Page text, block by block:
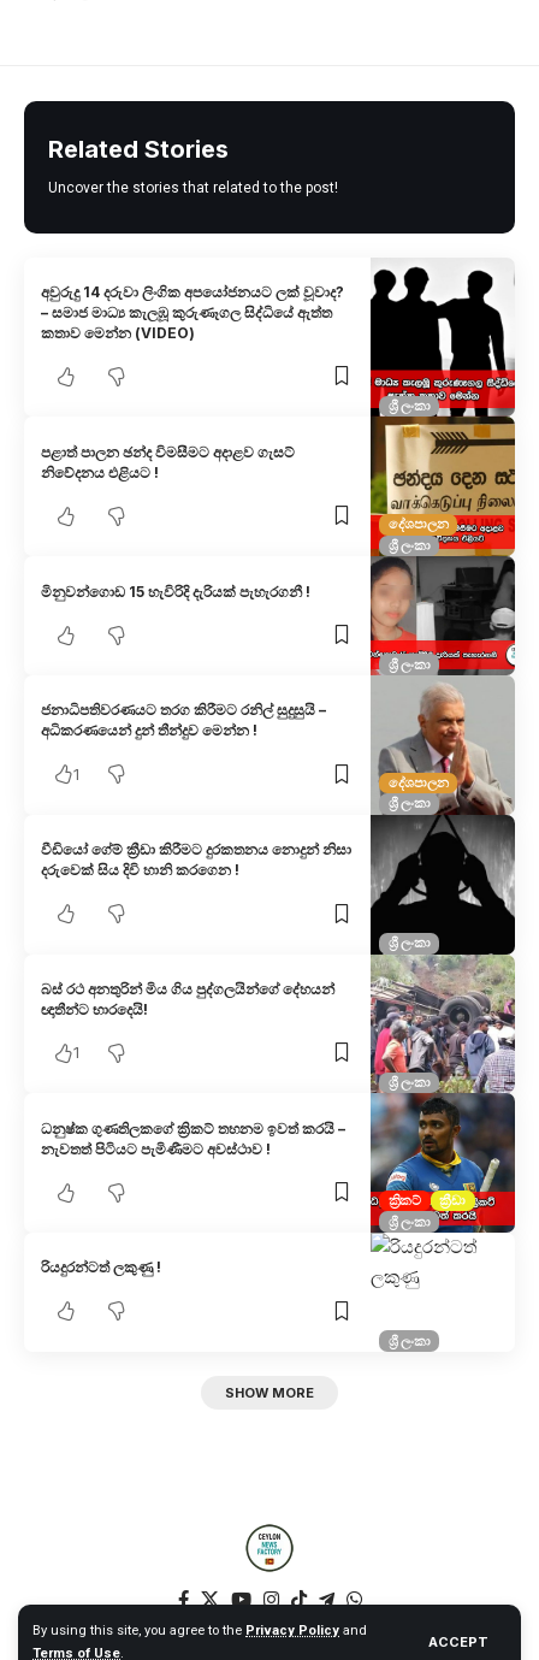
By using this site, you agree to the Privacy Policy and
Terms of Use.
ACCEPT
Related Stories
Uncover the stories that related to the post!
ශ්‍රී ලංකා
අවුරුදු 14 දරුවා ලිංගික අපයෝජනයට ලක් වූවාද?
– සමාජ මාධ්‍ය කැලඹූ කුරුණෑගල සිද්ධියේ ඇත්ත
කතාව මෙන්න (VIDEO)
දේශපාලන
ශ්‍රී ලංකා
පළාත් පාලන ඡන්ද විමසීමට අදාළව ගැසට්
නිවේදනය එළියට !
ශ්‍රී ලංකා
මිනුවන්ගොඩ 15 හැවිරිදි දැරියක් පැහැරගනී !
දේශපාලන
ශ්‍රී ලංකා
ජනාධිපතිවරණයට තරග කිරීමට රනිල් සුදුසුයි –
අධිකරණයෙන් දුන් තීන්දුව මෙන්න !
1
ශ්‍රී ලංකා
වීඩියෝ ගේම් ක්‍රීඩා කිරීමට දුරකතනය නොදුන් නිසා
දරුවෙක් සිය දිවි හානි කරගෙන !
ශ්‍රී ලංකා
බස් රථ අනතුරින් මිය ගිය පුද්ගලයින්ගේ දේහයන්
ඥාතීන්ට භාරදෙයි!
1
ක්‍රිකට්
ක්‍රීඩා
ශ්‍රී ලංකා
ධනුෂ්ක ගුණතිලකගේ ක්‍රිකට් තහනම ඉවත් කරයි –
නැවතත් පිටියට පැමිණීමට අවස්ථාව !
ශ්‍රී ලංකා
රියදුරන්ටත් ලකුණු !
SHOW MORE